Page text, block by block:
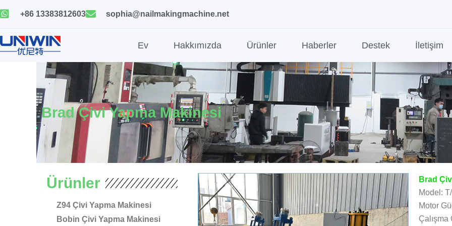
geç
+86 13383812603 sophia@nailmakingmachine.net
Ev Hakkımızda Ürünler Haberler Destek İletişim
Brad Çivi Yapma Makinesi
Ürünler
Z94 Çivi Yapma Makinesi
Bobin Çivi Yapma Makinesi
Brad
Model:
Motor